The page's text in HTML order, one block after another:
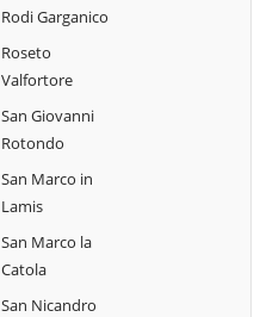
Rodi Garganico
Roseto
Valfortore
San Giovanni
Rotondo
San Marco in
Lamis
San Marco la
Catola
San Nicandro